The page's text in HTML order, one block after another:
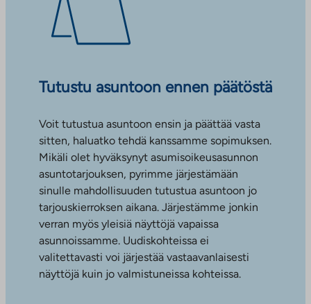
Tutustu asuntoon ennen päätöstä
Voit tutustua asuntoon ensin ja päättää vasta
sitten, haluatko tehdä kanssamme sopimuksen.
Mikäli olet hyväksynyt asumisoikeusasunnon
asuntotarjouksen, pyrimme järjestämään
sinulle mahdollisuuden tutustua asuntoon jo
tarjouskierroksen aikana. Järjestämme jonkin
verran myös yleisiä näyttöjä vapaissa
asunnoissamme. Uudiskohteissa ei
valitettavasti voi järjestää vastaavanlaisesti
näyttöjä kuin jo valmistuneissa kohteissa.